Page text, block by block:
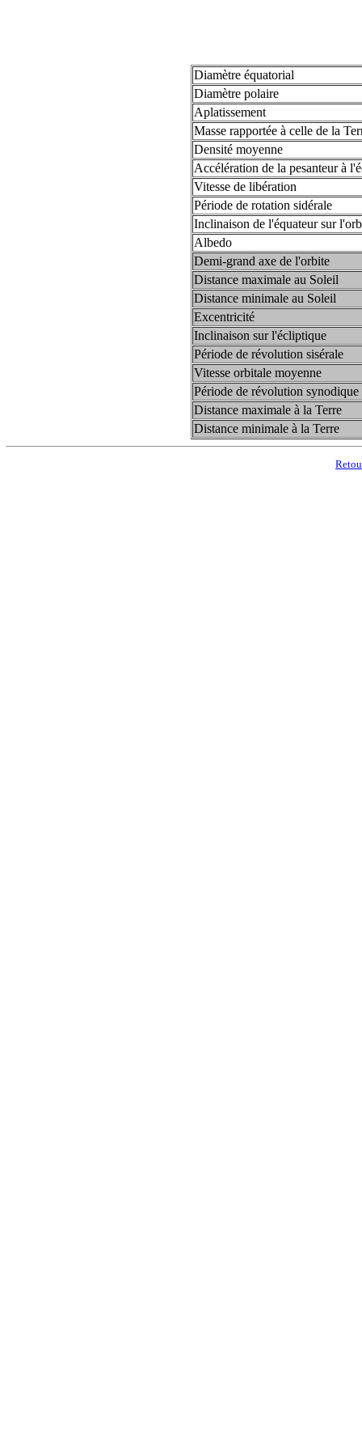
Diamètre équatorial
Diamètre polaire
Aplatissement
Masse rapportée à celle de la
Densité moyenne
Accélération de la pesanteur à
Vitesse de libération
Période de rotation sidérale
Inclinaison de l'équateur sur
Albedo
Demi-grand axe de l'orbite
Distance maximale au Soleil
Distance minimale au Soleil
Excentricité
Inclinaison sur l'écliptique
Période de révolution sisérale
Vitesse orbitale moyenne
Période de révolution synodique
Distance maximale à la Terre
Distance minimale à la Terre